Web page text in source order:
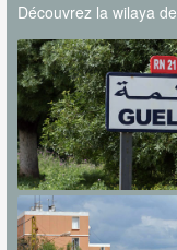
Découvrez la wilaya de